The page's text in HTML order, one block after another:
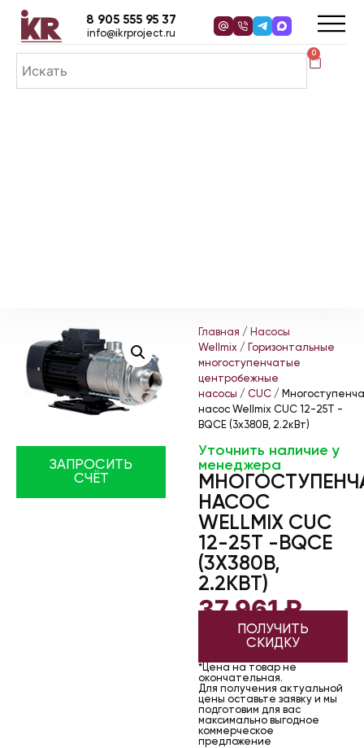
0
8 905 555 95 37
info@ikrproject.ru
ЗАПРОСИТЬ
СЧЁТ
Главная / Насосы
Wellmix /
Горизонтальные
многоступенчатые
центробежные
насосы / CUC /
насос Wellmix CUC 12-25T -
BQCE (3х380В, 2.2кВт)
Уточнить наличие у
менеджера
НАСОС
WELLMIX CUC
12-25T -BQCE
(3Х380В,
2.2КВТ)
37 961₽
ПОЛУЧИТЬ
СКИДКУ
*Цена на товар не
окончательная.
Для получения актуальной
цены оставьте заявку и мы
подготовим для вас
максимально выгодное
коммерческое
предложение